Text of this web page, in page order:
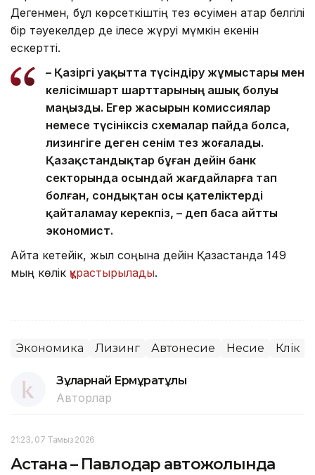
Дегенмен, бұл көрсеткіштің тез өсуімен қатар белгілі
бір тәуекелдер де ілесе жүруі мүмкін екенін
ескертті.
– Қазіргі уақытта түсіндіру жұмыстары мен
келісімшарт шарттарының ашық болуы
маңызды. Егер жасырын комиссиялар
немесе түсініксіз схемалар пайда болса,
лизингіге деген сенім тез жоғалады.
Қазақстандықтар бұған дейін банк
секторында осындай жағдайларға тап
болған, сондықтан осы қателіктерді
қайталамау керекпіз, – деп баса айтты
экономист.
Айта кетейік, жыл соңына дейін Қазақстанда 149
мың көлік құрастырылады.
Экономика Лизинг Автонесие Несие Көлік
Зұлқарнай Ермұратұлы
Авторлар
21:23, 07 Тамыз 2026
Астана – Павлодар автожолында